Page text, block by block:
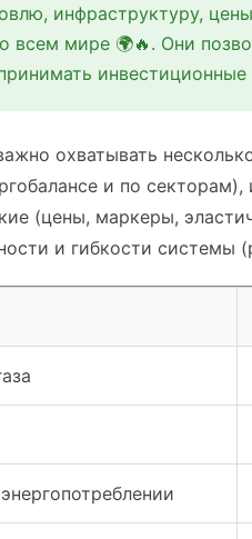
инфраструктуру,
всем мире 🌍🔥. Они
охватывать
и по
(цены, маркеры,
и гибкости системы